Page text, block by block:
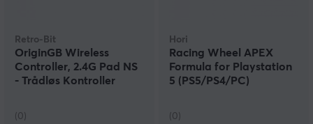
Retro-Bit
OriginGB Wireless
Controller, 2.4G Pad NS
- Trådløs Kontroller
(0)
Hori
Racing Wheel APEX
Formula for Playstation
5 (PS5/PS4/PC)
(0)